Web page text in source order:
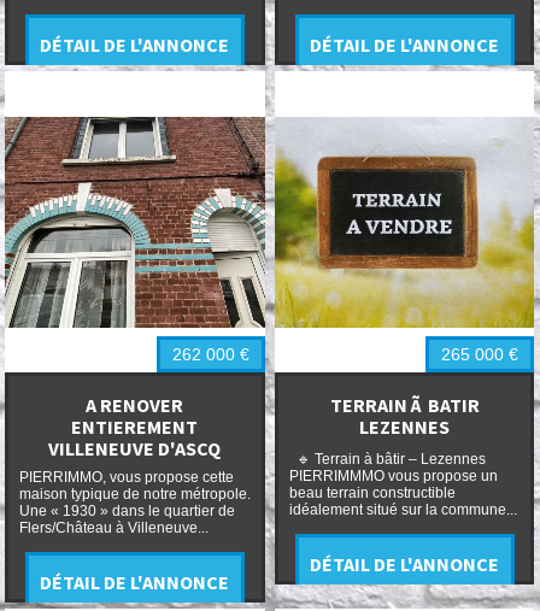
DÉTAIL DE L'ANNONCE DÉTAIL DE L'ANNONCE
262 000 €
A RENOVER
ENTIEREMENT
VILLENEUVE D'ASCQ
PIERRIMMO, vous propose cette
maison typique de notre métropole.
Une « 1930 » dans le quartier de
Flers/Château à Villeneuve...
DÉTAIL DE L'ANNONCE
265 000 €
TERRAIN Ã BATIR
LEZENNES
🔹 Terrain à bâtir – Lezennes
PIERRIMMMO vous propose un
beau terrain constructible
idéalement situé sur la commune...
DÉTAIL DE L'ANNONCE